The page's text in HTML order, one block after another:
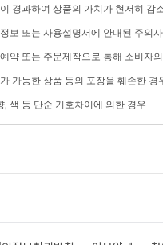
경과하여 상품의 가치가 현저히 감
보 또는 사용설명서에 안내된 주의
약 또는 주문제작으로 통해 소비자
가능한 상품 등의 포장을 훼손한 경
, 색 등 단순 기호차이에 의한 경우